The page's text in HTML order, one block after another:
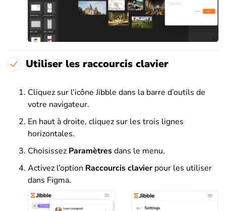
Utiliser les raccourcis clavier
Cliquez sur l’icône Jibble dans la barre d’outils de
votre navigateur.
En haut à droite, cliquez sur les trois lignes
horizontales.
Choisissez Paramètresdans le menu.
Activez l’option Raccourcis clavierpour les utiliser
dans Figma.